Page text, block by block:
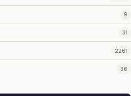
9
31
2261
36